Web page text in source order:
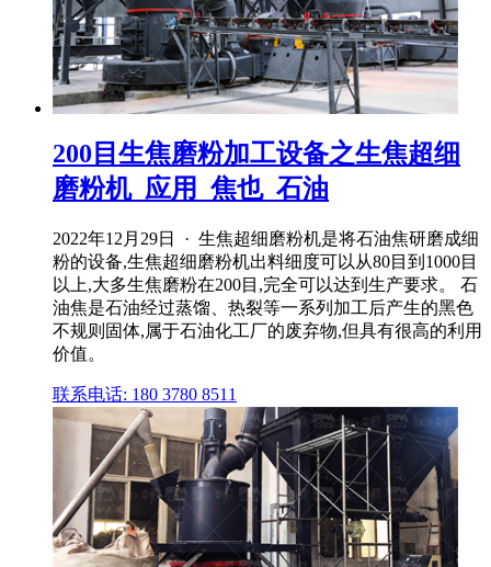
200目生焦磨粉加工设备之生焦超细
磨粉机_应用_焦也_石油
2022年12月29日 · 生焦超细磨粉机是将石油焦研磨成细
粉的设备,生焦超细磨粉机出料细度可以从80目到1000目
以上,大多生焦磨粉在200目,完全可以达到生产要求。 石
油焦是石油经过蒸馏、热裂等一系列加工后产生的黑色
不规则固体,属于石油化工厂的废弃物,但具有很高的利用
价值。
联系电话: 180 3780 8511